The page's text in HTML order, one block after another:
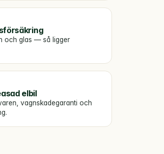
och glas — så ligger
elbil
vagnskadegaranti och